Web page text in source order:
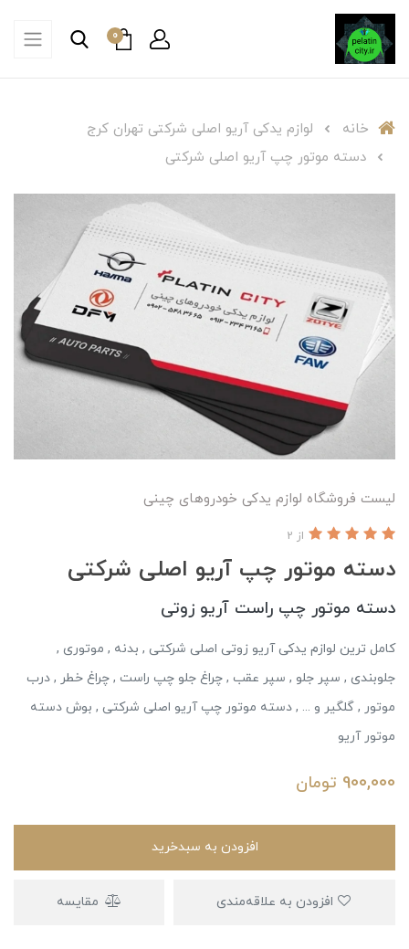
0
خانه
لوازم یدکی آریو اصلی شرکتی تهران کرج
دسته موتور چپ آریو اصلی شرکتی
لیست فروشگاه لوازم یدکی خودروهای چینی
دسته موتور چپ آریو اصلی شرکتی
از 2
دسته موتور چپ راست آریو زوتی
کامل ترین لوازم یدکی آریو زوتی اصلی شرکتی , بدنه , موتوری ,
جلوبندی , سپر جلو , سپر عقب , چراغ جلو چپ راست , چراغ خطر , درب
موتور , گلگیر و ... , دسته موتور چپ آریو اصلی شرکتی , بوش دسته
موتور آریو
900,000 تومان
افزودن به سبدخرید
مقایسه